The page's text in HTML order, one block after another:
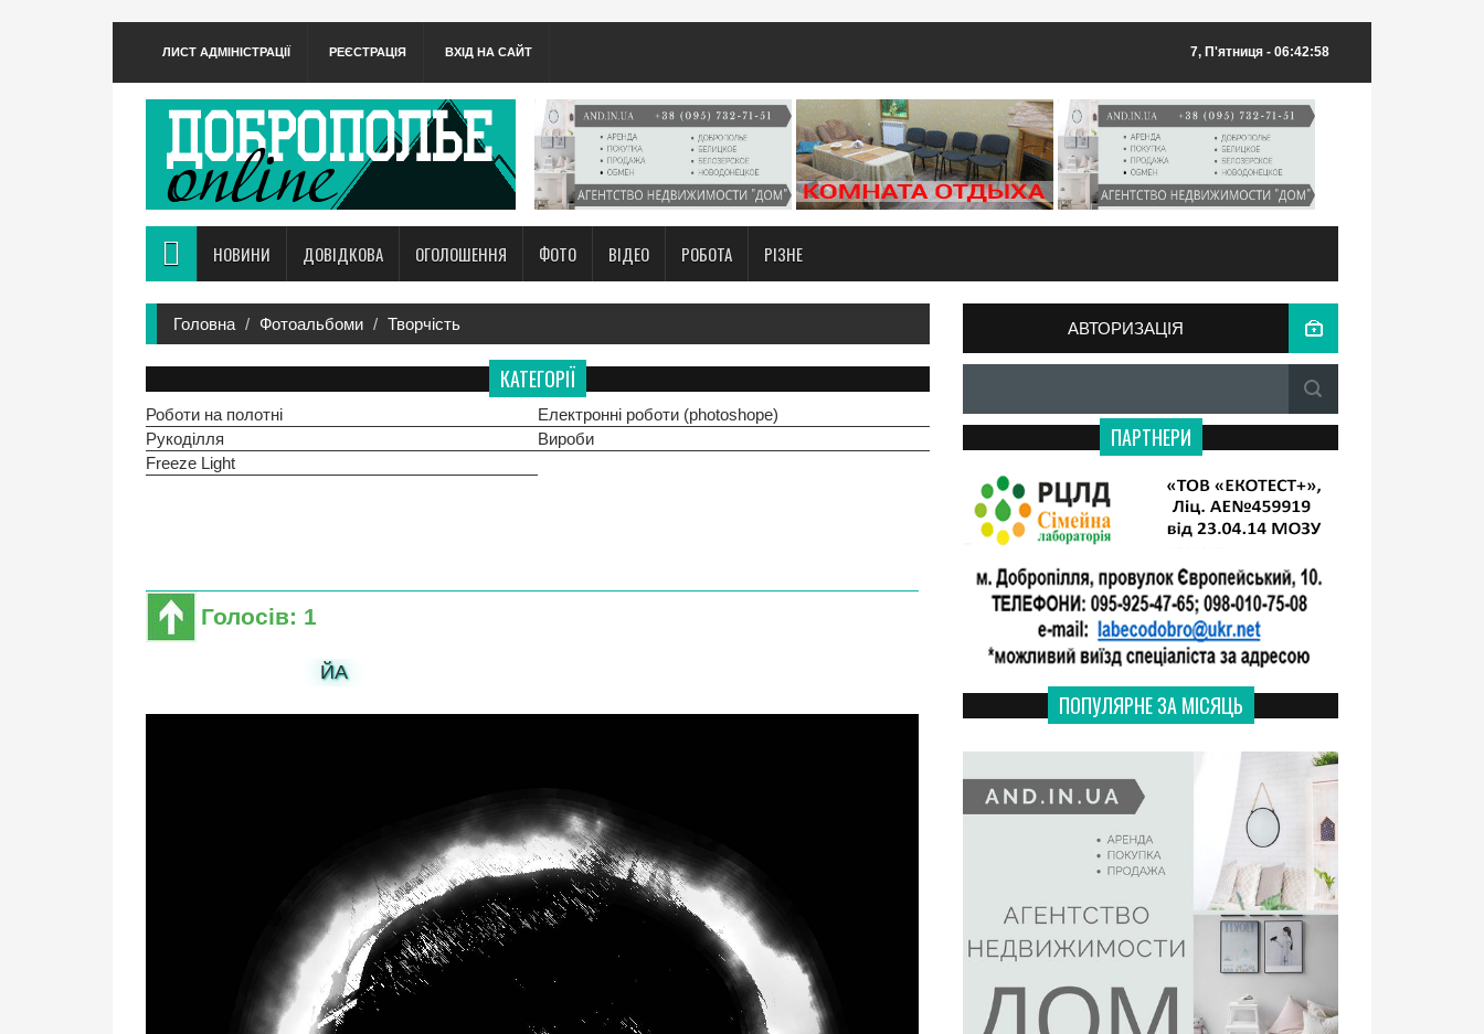
ЛИСТ АДМІНІСТРАЦІЇ РЕЄСТРАЦІЯ ВХІД НА САЙТ 7, П'ятниця - 06:42:58
НОВИНИ ДОВІДКОВА ОГОЛОШЕННЯ ФОТО ВІДЕО РОБОТА РІЗНЕ
Головна Фотоальбоми Творчість
КАТЕГОРІЇ
Роботи на полотні
Електронні роботи (photoshope)
Рукоділля
Вироби
Freeze Light
Голосів: 1
ЙА
АВТОРИЗАЦІЯ
ПАРТНЕРИ
ПОПУЛЯРНЕ ЗА МІСЯЦЬ